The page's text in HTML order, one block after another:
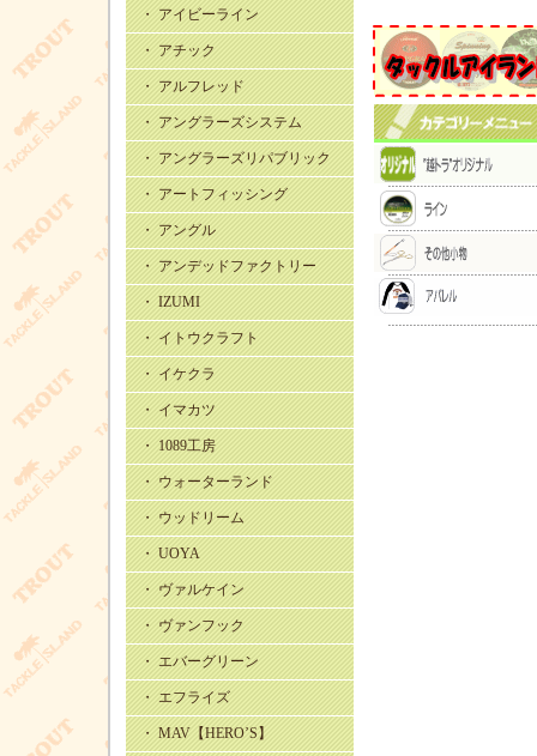
・ アイビーライン
・ アチック
・ アルフレッド
・ アングラーズシステム
・ アングラーズリパブリック
・ アートフィッシング
・ アングル
・ アンデッドファクトリー
・ IZUMI
・ イトウクラフト
・ イケクラ
・ イマカツ
・ 1089工房
・ ウォーターランド
・ ウッドリーム
・ UOYA
・ ヴァルケイン
・ ヴァンフック
・ エバーグリーン
・ エフライズ
・ MAV【HERO’S】